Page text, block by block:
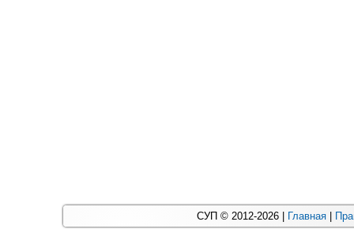
СУП © 2012-2026 | Главная